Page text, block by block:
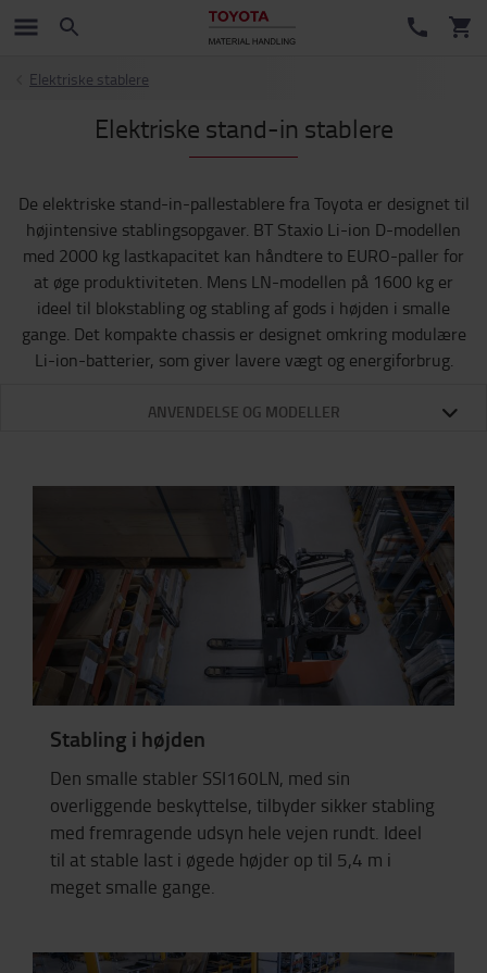
Elektriske stablere
Elektriske stand-in stablere
De elektriske stand-in-pallestablere fra Toyota er designet til
højintensive stablingsopgaver. BT Staxio Li-ion D-modellen
med 2000 kg lastkapacitet kan håndtere to EURO-paller for
at øge produktiviteten. Mens LN-modellen på 1600 kg er
ideel til blokstabling og stabling af gods i højden i smalle
gange. Det kompakte chassis er designet omkring modulære
Li-ion-batterier, som giver lavere vægt og energiforbrug.
ANVENDELSE OG MODELLER
Stabling i højden
Den smalle stabler SSI160LN, med sin
overliggende beskyttelse, tilbyder sikker stabling
med fremragende udsyn hele vejen rundt. Ideel
til at stable last i øgede højder op til 5,4 m i
meget smalle gange.